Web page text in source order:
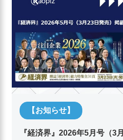
【お知らせ】
『経済界』2026年5月号（3